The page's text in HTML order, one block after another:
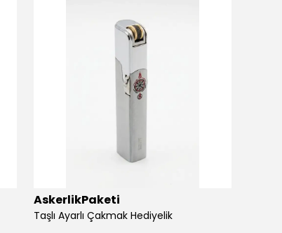
AskerlikPaketi
Taşlı Ayarlı Çakmak Hediyelik